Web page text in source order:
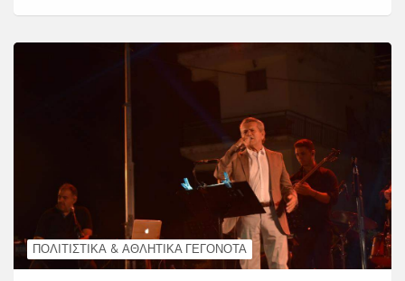
ΠΟΛΙΤΙΣΤΙΚΆ & ΑΘΛΗΤΙΚΆ ΓΕΓΟΝΌΤΑ